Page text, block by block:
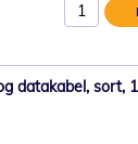
datakabel, sort,